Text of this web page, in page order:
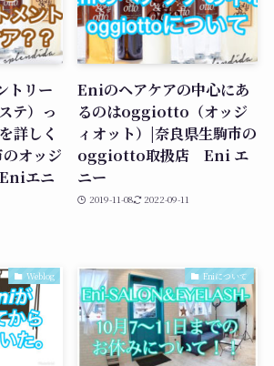
リー
テ）っ
詳しく
オッジ
エニ
Eniのヘアケアの中心にあ
るのはoggiotto（オッジ
ィオット）|奈良県生駒市の
oggiotto取扱店 Eni エ
ニー
2019-11-08 2022-09-11
Weblog Eniについて